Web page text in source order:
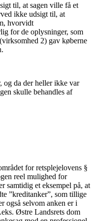
til, at sagen ville få et
ikke udsigt til, at
hvorvidt
for de oplysninger, som
2) gav køberne
og da der heller ikke var
skulle behandles af
for retsplejelovens §
reel mulighed for
samtidig et eksempel på, at
”kreditanker”, som tillige
også selvom anken er i
Østre Landsrets dom